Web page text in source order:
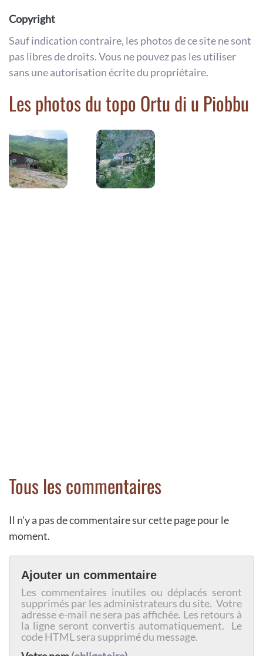
Copyright
Sauf indication contraire, les photos de ce site ne sont
pas libres de droits. Vous ne pouvez pas les utiliser
sans une autorisation écrite du propriétaire.
Les photos du topo Ortu di u Piobbu
Tous les commentaires
Il n'y a pas de commentaire sur cette page pour le
moment.
Ajouter un commentaire
Les commentaires inutiles ou déplacés seront
supprimés par les administrateurs du site. Votre
adresse e-mail ne sera pas affichée. Les retours à
la ligne seront convertis automatiquement. Le
code HTML sera supprimé du message.